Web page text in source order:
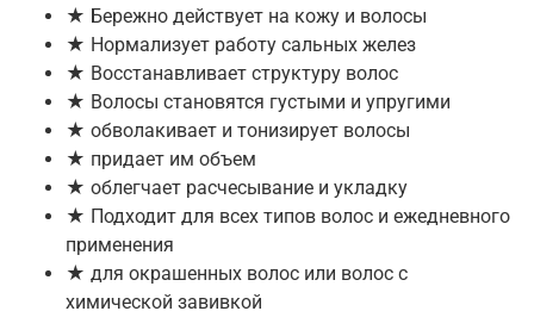
★ Бережно действует на кожу и волосы
★ Нормализует работу сальных желез
★ Восстанавливает структуру волос
★ Волосы становятся густыми и упругими
★ обволакивает и тонизирует волосы
★ придает им объем
★ облегчает расчесывание и укладку
★ Подходит для всех типов волос и ежедневного
применения
★ для окрашенных волос или волос с
химической завивкой